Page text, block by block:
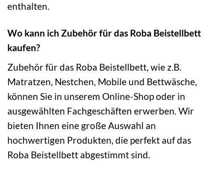
enthalten.
Wo kann ich Zubehör für das Roba Beistellbett
kaufen?
Zubehör für das Roba Beistellbett, wie z.B.
Matratzen, Nestchen, Mobile und Bettwäsche,
können Sie in unserem Online-Shop oder in
ausgewählten Fachgeschäften erwerben. Wir
bieten Ihnen eine große Auswahl an
hochwertigen Produkten, die perfekt auf das
Roba Beistellbett abgestimmt sind.